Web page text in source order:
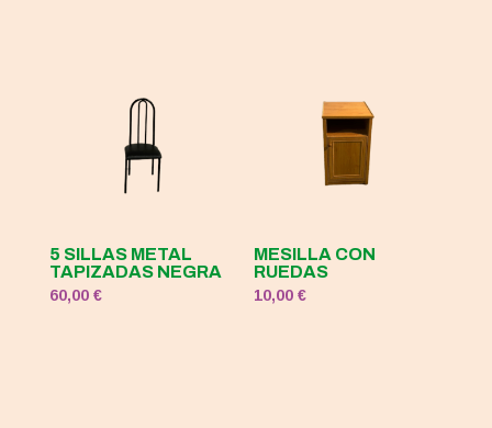
5 SILLAS METAL
TAPIZADAS NEGRA
60,00 €
MESILLA CON
RUEDAS
10,00€